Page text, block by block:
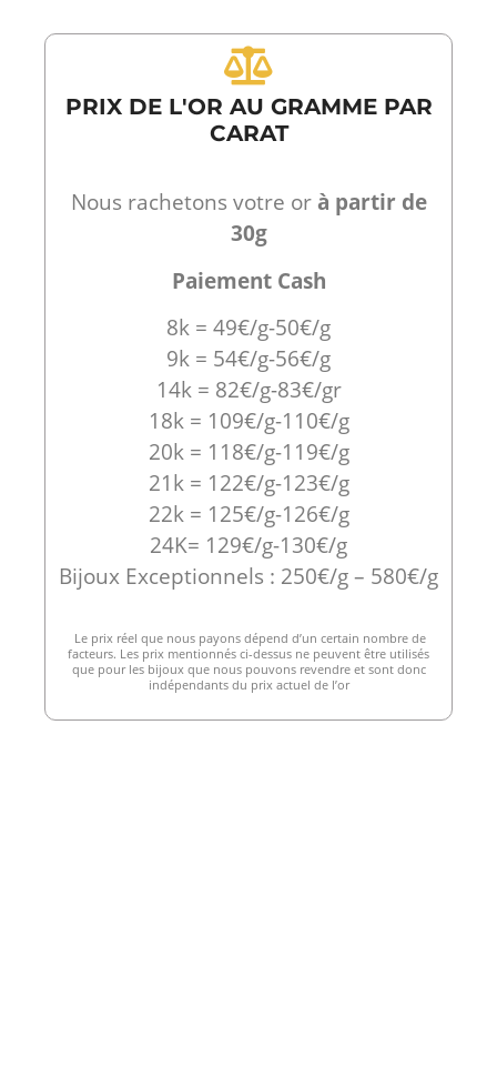
PRIX DE L'OR AU GRAMME PAR
CARAT
Nous rachetons votre orà partir de
30g
Paiement Cash
8k = 49€/g-50€/g
9k = 54€/g-56€/g
14k = 82€/g-83€/gr
18k = 109€/g-110€/g
20k = 118€/g-119€/g
21k = 122€/g-123€/g
22k = 125€/g-126€/g
24K= 129€/g-130€/g
Bijoux Exceptionnels : 250€/g – 580€/g
Le prix réel que nous payons dépend d’un certain nombre de
facteurs. Les prix mentionnés ci-dessus ne peuvent être utilisés
que pour les bijoux que nous pouvons revendre et sont donc
indépendants du prix actuel de l’or